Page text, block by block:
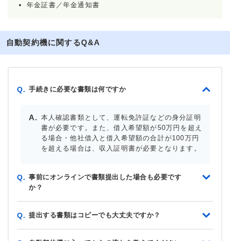
年金証書／年金通知書
自動契約機に関するQ&A
Q. 手続きに必要な書類は何ですか
本人確認書類として、運転免許証などの身分証明
書が必要です。また、借入希望額が50万円を超え
る場合・他社借入と借入希望額の合計が100万円
を超える場合は、収入証明書が必要となります。
Q. 事前にオンラインで書類提出した場合も必要です
か？
Q. 提出する書類はコピーでも大丈夫ですか？